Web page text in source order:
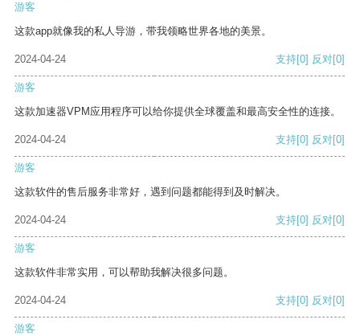
游客
这款app就像我的私人导游，带我领略世界各地的美景。
2024-04-24 支持[0] 反对[0]
游客
这款加速器VPM应用程序可以给你提供全球覆盖和最高安全性的连接。
2024-04-24 支持[0] 反对[0]
游客
这款软件的售后服务非常好，遇到问题都能得到及时解决。
2024-04-24 支持[0] 反对[0]
游客
这款软件非常实用，可以帮助我解决很多问题。
2024-04-24 支持[0] 反对[0]
游客